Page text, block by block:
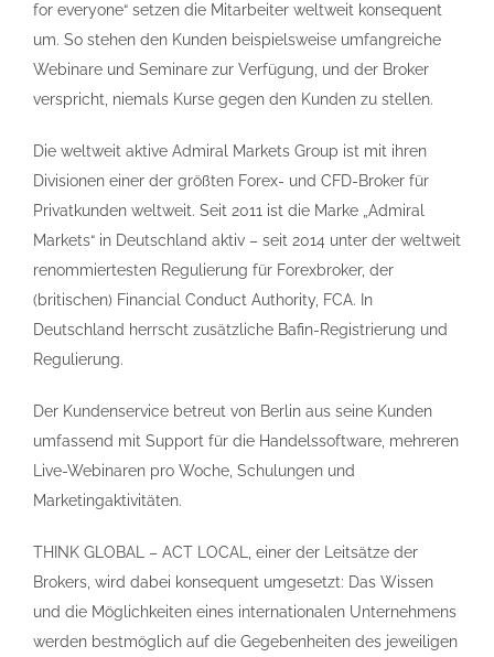
for everyone“ setzen die Mitarbeiter weltweit konsequent
um. So stehen den Kunden beispielsweise umfangreiche
Webinare und Seminare zur Verfügung, und der Broker
verspricht, niemals Kurse gegen den Kunden zu stellen.
Die weltweit aktive Admiral Markets Group ist mit ihren
Divisionen einer der größten Forex- und CFD-Broker für
Privatkunden weltweit. Seit 2011 ist die Marke „Admiral
Markets“ in Deutschland aktiv – seit 2014 unter der weltweit
renommiertesten Regulierung für Forexbroker, der
(britischen) Financial Conduct Authority, FCA. In
Deutschland herrscht zusätzliche Bafin-Registrierung und
Regulierung.
Der Kundenservice betreut von Berlin aus seine Kunden
umfassend mit Support für die Handelssoftware, mehreren
Live-Webinaren pro Woche, Schulungen und
Marketingaktivitäten.
THINK GLOBAL – ACT LOCAL, einer der Leitsätze der
Brokers, wird dabei konsequent umgesetzt: Das Wissen
und die Möglichkeiten eines internationalen Unternehmens
werden bestmöglich auf die Gegebenheiten des jeweiligen